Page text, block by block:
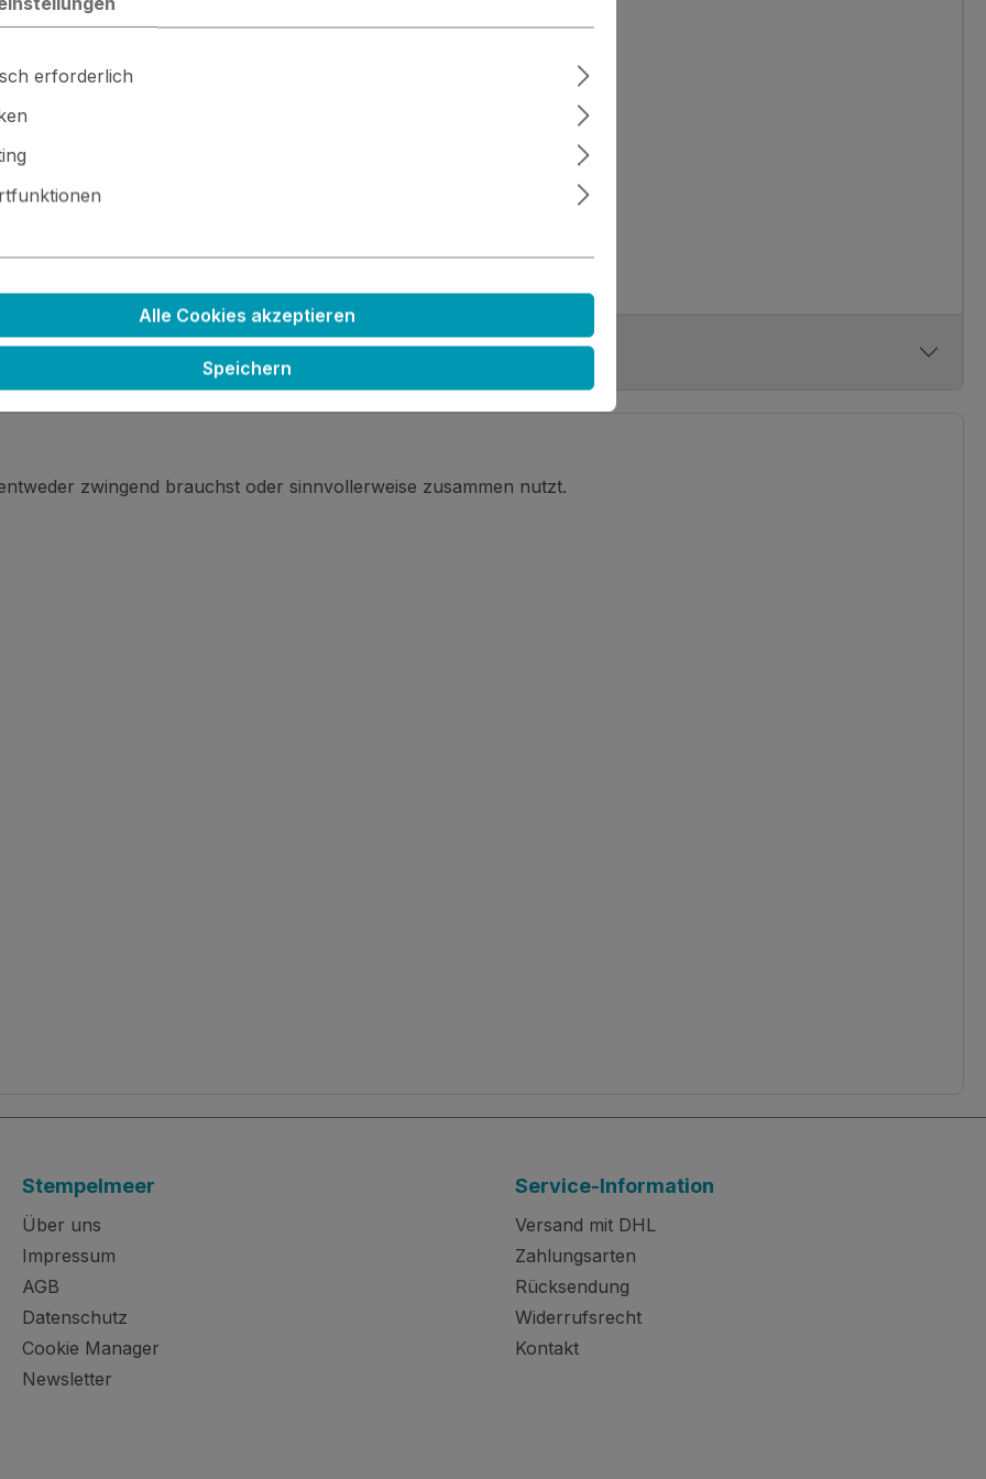
⚙️ Kleinteile / scharfe Kanten · 🚫🍴 Nicht essbar
zwingend brauchst oder sinnvollerweise zusammen nutzt.
Stempelmeer
Über uns
Impressum
AGB
Datenschutz
Cookie Manager
Newsletter
Service-Information
Versand mit DHL
Zahlungsarten
Rücksendung
Widerrufsrecht
Kontakt
erforderlich
Alle Cookies akzeptieren
Speichern